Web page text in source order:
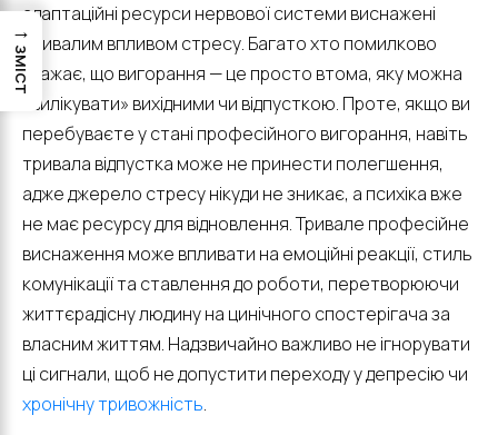
адаптаційні ресурси нервової системи виснажені
тривалим впливом стресу. Багато хто помилково
вважає, що вигорання — це просто втома, яку можна
«вилікувати» вихідними чи відпусткою. Проте, якщо ви
перебуваєте у стані професійного вигорання, навіть
тривала відпустка може не принести полегшення,
адже джерело стресу нікуди не зникає, а психіка вже
не має ресурсу для відновлення. Тривале професійне
виснаження може впливати на емоційні реакції, стиль
комунікації та ставлення до роботи, перетворюючи
життєрадісну людину на цинічного спостерігача за
власним життям. Надзвичайно важливо не ігнорувати
ці сигнали, щоб не допустити переходу у депресію чи
хронічну тривожність.
→
ЗМІСТ